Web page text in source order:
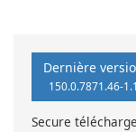
Dernière
150.0.7871.46-1.1
Secure